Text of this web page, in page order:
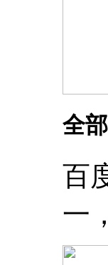
全
百
一